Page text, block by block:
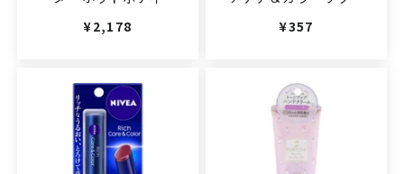
(JAN:4560453520266)
通常価格
¥2,178
2g(JAN:4901301325747)
通常価格
¥357